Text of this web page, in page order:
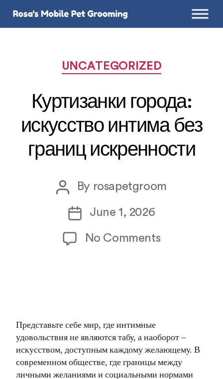
Categories
UNCATEGORIZED
Куртизанки города:
искусство интима без
границ искренности
Post
author
By rosapetgroom
Post
date
June 1, 2026
No Commentson
границ
Представьте себе мир, где интимные
удовольствия не являются табу, а наоборот –
искусством, доступным каждому желающему. В
современном обществе, где границы между
личными желаниями и социальными нормами